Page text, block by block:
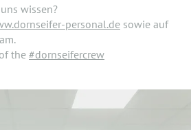
wissen?
personal.de sowie auf
the #dornseifercrew